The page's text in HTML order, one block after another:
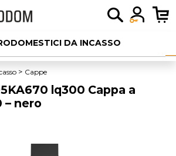
DA INCASSO
LIBERA INSTALLAZIONE
ELETTRODOMESTICI
SERVIZI AGGIUNTIVI
Cappe
lq300 Cappa a
– nero